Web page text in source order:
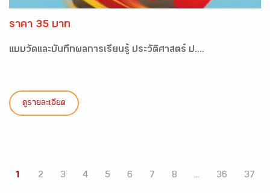
ราคา 35 บาท
แบบวัดและบันทึกผลการเรียนรู้ ประวัติศาสตร์ ป....
ดูรายละเอียด
1 2 3 4 5 6 7 8 ... 36 37